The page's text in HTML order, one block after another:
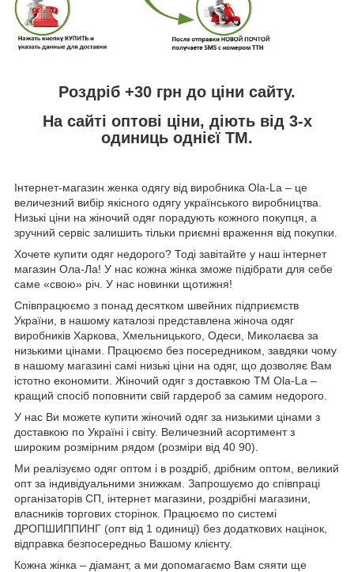
Роздріб +30 грн до ціни сайту.
На сайті оптові ціни, діють від 3-х
одиниць однієї ТМ.
Інтернет-магазин женка одягу від виробника Ola-La – це
величезний вибір якісного одягу українського виробництва.
Низькі ціни на жіночий одяг порадують кожного покупця, а
зручний сервіс залишить тільки приємні враження від покупки.
Хочете купити одяг недорого? Тоді завітайте у наш інтернет
магазин Ола-Ла! У нас кожна жінка зможе підібрати для себе
саме «свою» річ. У нас новинки щотижня!
Співпрацюємо з понад десятком швейних підприємств
України, в нашому каталозі представлена жіноча одяг
виробників Харкова, Хмельницького, Одеси, Миколаєва за
низькими цінами. Працюємо без посередником, завдяки чому
в нашому магазині самі низькі ціни на одяг, що дозволяє Вам
істотно економити. Жіночий одяг з доставкою TM Ola-La –
кращий спосіб поповнити свій гардероб за самим недорого.
У нас Ви можете купити жіночий одяг за низькими цінами з
доставкою по Україні і світу. Величезний асортимент з
широким розмірним рядом (розміри від 40 90).
Ми реалізуємо одяг оптом і в роздріб, дрібним оптом, великий
опт за індивідуальними знижкам. Запрошуємо до співпраці
організаторів СП, інтернет магазини, роздрібні магазини,
власників торгових сторінок. Працюємо по системі
ДРОПШИППИНГ (опт від 1 одиниці) без додаткових націнок,
відправка безпосередньо Вашому клієнту.
Кожна жінка – діамант, а ми допомагаємо Вам сяяти ще